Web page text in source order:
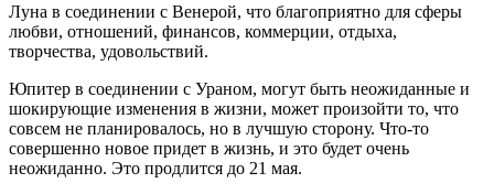
Луна в соединении с Венерой, что благоприятно для сферы
любви, отношений, финансов, коммерции, отдыха,
творчества, удовольствий.
Юпитер в соединении с Ураном, могут быть неожиданные и
шокирующие изменения в жизни, может произойти то, что
совсем не планировалось, но в лучшую сторону. Что-то
совершенно новое придет в жизнь, и это будет очень
неожиданно. Это продлится до 21 мая.